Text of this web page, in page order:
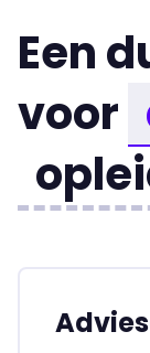
Een
voor